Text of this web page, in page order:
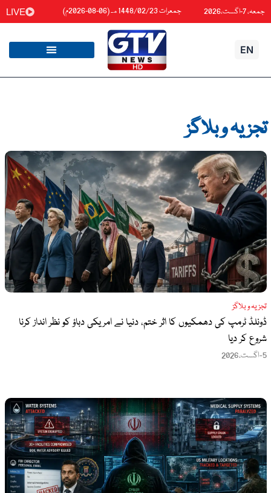
جمعہ، 7-اگست،2026 جمعرات 1448/02/23هـ (06-08-2026م) LIVE
EN
تجزیہ و بلاگز
تجزیہ و بلاگز
ڈونلڈ ٹرمپ کی دھمکیوں کا اثر ختم، دنیا نے امریکی دباؤ کو نظر انداز کرنا
شروع کر دیا
5-اگست،2026